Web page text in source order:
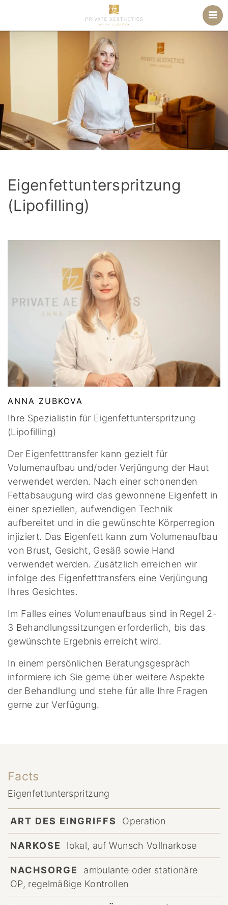
Eigenfettunterspritzung
(Lipofilling)
ANNA ZUBKOVA
Ihre Spezialistin für Eigenfettunterspritzung
(Lipofilling)
Der Eigenfetttransfer kann gezielt für
Volumenaufbau und/oder Verjüngung der Haut
verwendet werden. Nach einer schonenden
Fettabsaugung wird das gewonnene Eigenfett in
einer speziellen, aufwendigen Technik
aufbereitet und in die gewünschte Körperregion
injiziert. Das Eigenfett kann zum Volumenaufbau
von Brust, Gesicht, Gesäß sowie Hand
verwendet werden. Zusätzlich erreichen wir
infolge des Eigenfetttransfers eine Verjüngung
Ihres Gesichtes.
Im Falles eines Volumenaufbaus sind in Regel 2-
3 Behandlungssitzungen erforderlich, bis das
gewünschte Ergebnis erreicht wird.
In einem persönlichen Beratungsgespräch
informiere ich Sie gerne über weitere Aspekte
der Behandlung und stehe für alle Ihre Fragen
gerne zur Verfügung.
Facts
Eigenfettunterspritzung
ART DES EINGRIFFS Operation
NARKOSE lokal, auf Wunsch Vollnarkose
NACHSORGE
ambulante oder stationäre
OP, regelmäßige Kontrollen